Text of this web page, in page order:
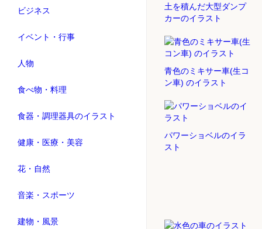
ビジネス
イベント・行事
人物
食べ物・料理
食器・調理器具のイラスト
健康・医療・美容
花・自然
音楽・スポーツ
建物・風景
土を積んだ大型ダンプ
カーのイラスト
青色のミキサー車(生コ
ン車) のイラスト
パワーショベルのイラ
スト